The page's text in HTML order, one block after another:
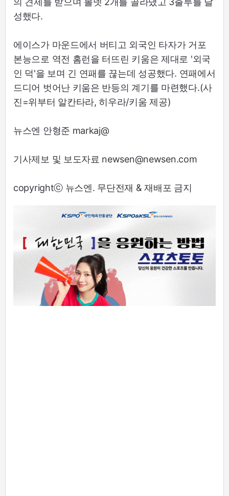
성했다.
에이스가 마운드에서 버티고 외국인 타자가 거포
본능으로 역전 홈런을 터뜨린 키움은 제대로 '외국
인 덕'을 보며 긴 연패를 끊는데 성공했다. 연패에서
드디어 벗어난 키움은 반등의 계기를 마련했다.(사
진=위부터 알칸타라, 히우라/키움 제공)
뉴스엔 안형준 markaj@
기사제보 및 보도자료 newsen@newsen.com
copyrightⓒ 뉴스엔. 무단전재 & 재배포 금지